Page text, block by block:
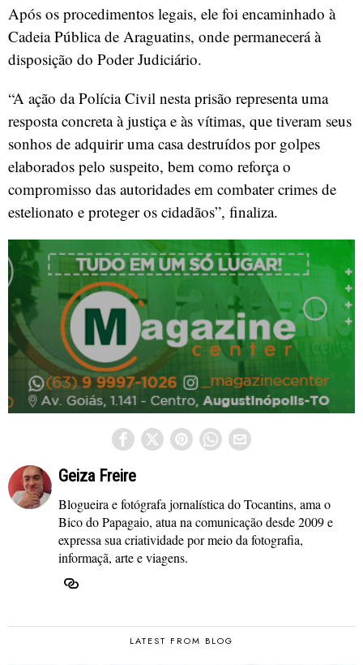
Após os procedimentos legais, ele foi encaminhado à
Cadeia Pública de Araguatins, onde permanecerá à
disposição do Poder Judiciário.
“A ação da Polícia Civil nesta prisão representa uma
resposta concreta à justiça e às vítimas, que tiveram seus
sonhos de adquirir uma casa destruídos por golpes
elaborados pelo suspeito, bem como reforça o
compromisso das autoridades em combater crimes de
estelionato e proteger os cidadãos”, finaliza.
Geiza Freire
Blogueira e fotógrafa jornalística do Tocantins, ama o
Bico do Papagaio, atua na comunicação desde 2009 e
expressa sua criatividade por meio da fotografia,
informaçã, arte e viagens.
LATEST FROM BLOG